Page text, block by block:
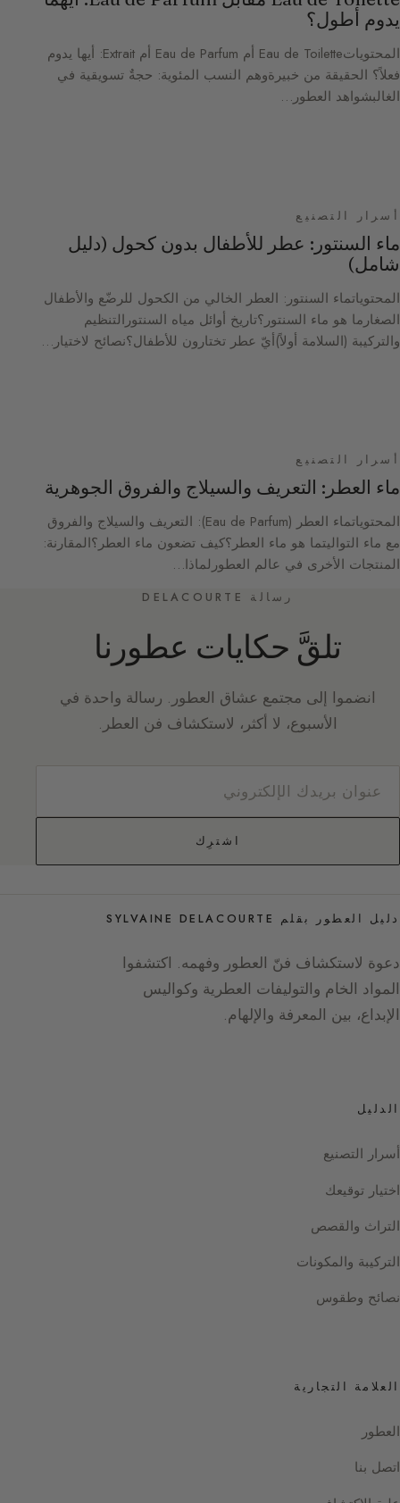
يدوم أطول؟
المحتوياتEau de Toilette أم Eau de Parfum أم Extrait: أيها يدوم
فعلاً؟ الحقيقة من خبيرةوهم النسب المئوية: حجةٌ تسويقية في
الغالبشواهد العطور…
أسرار التصنيع
ماء السنتور: عطر للأطفال بدون كحول (دليل
شامل)
المحتوياتماء السنتور: العطر الخالي من الكحول للرضّع والأطفال
الصغارما هو ماء السنتور؟تاريخ أوائل مياه السنتورالتنظيم
والتركيبة (السلامة أولاً)أيّ عطر تختارون للأطفال؟نصائح لاختيار…
أسرار التصنيع
ماء العطر: التعريف والسيلاج والفروق الجوهرية
المحتوياتماء العطر (Eau de Parfum): التعريف والسيلاج والفروق
مع ماء التواليتما هو ماء العطر؟كيف تضعون ماء العطر؟المقارنة:
المنتجات الأخرى في عالم العطورلماذا…
رسالة DELACOURTE
تلقَّ حكايات عطورنا
انضموا إلى مجتمع عشاق العطور. رسالة واحدة في
الأسبوع، لا أكثر، لاستكشاف فن العطر.
اشترِك
دليل العطور بقلم SYLVAINE DELACOURTE
دعوة لاستكشاف فنّ العطور وفهمه. اكتشفوا
المواد الخام والتوليفات العطرية وكواليس
الإبداع، بين المعرفة والإلهام.
الدليل
أسرار التصنيع
اختيار توقيعك
التراث والقصص
التركيبة والمكونات
نصائح وطقوس
العلامة التجارية
العطور
اتصل بنا